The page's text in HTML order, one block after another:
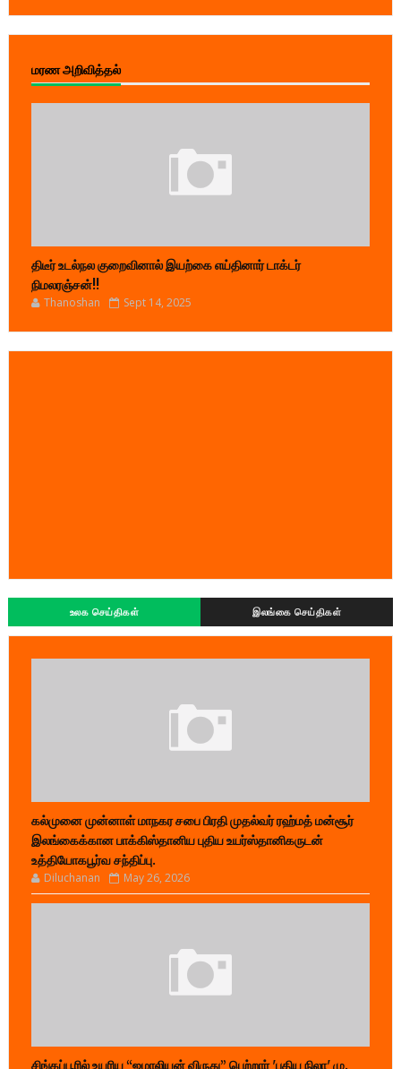
மரண அறிவித்தல்
திடீர் உடல்நல குறைவினால் இயற்கை எய்தினார் டாக்டர்
நிமலரஞ்சன்!!
Thanoshan Sept 14, 2025
உலக செய்திகள் இலங்கை செய்திகள்
கல்முனை முன்னாள் மாநகர சபை பிரதி முதல்வர் ரஹ்மத் மன்சூர்
இலங்கைக்கான பாக்கிஸ்தானிய புதிய உயர்ஸ்தானிகருடன்
உத்தியோகபூர்வ சந்திப்பு.
Diluchanan May 26, 2026
சிங்கப்பூரில் உயரிய “ஜமாலியன் விருது” பெற்றார் 'புதிய நிலா' மு.